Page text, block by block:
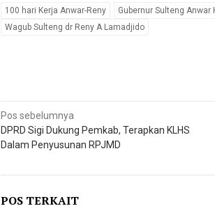
100 hari Kerja Anwar-Reny Gubernur Sulteng Anwar
Wagub Sulteng dr Reny A Lamadjido
Navigasi
pos
Pos sebelumnya
DPRD Sigi Dukung Pemkab, Terapkan KLHS
Dalam Penyusunan RPJMD
POS TERKAIT